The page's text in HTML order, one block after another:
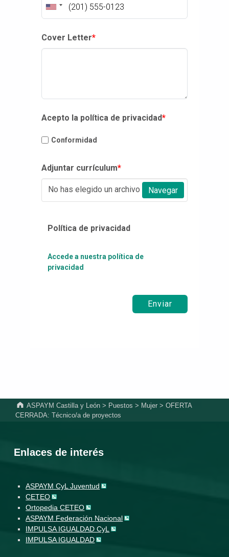
Cover Letter*
Acepto la política de privacidad*
Conformidad
Adjuntar currículum*
No has elegido un archivo Navegar
Política de privacidad
Accede a nuestra política de
privacidad
Enviar
ASPAYM Castilla y León > Puestos > Mujer >OFERTA
CERRADA: Técnico/a de proyectos
Enlaces de interés
ASPAYM CyL Juventud
CETEO
Ortopedia CETEO
ASPAYM Federación Nacional
IMPULSA IGUALDAD CyL
IMPULSA IGUALDAD